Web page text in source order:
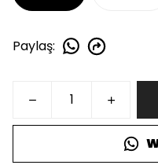
Paylaş: